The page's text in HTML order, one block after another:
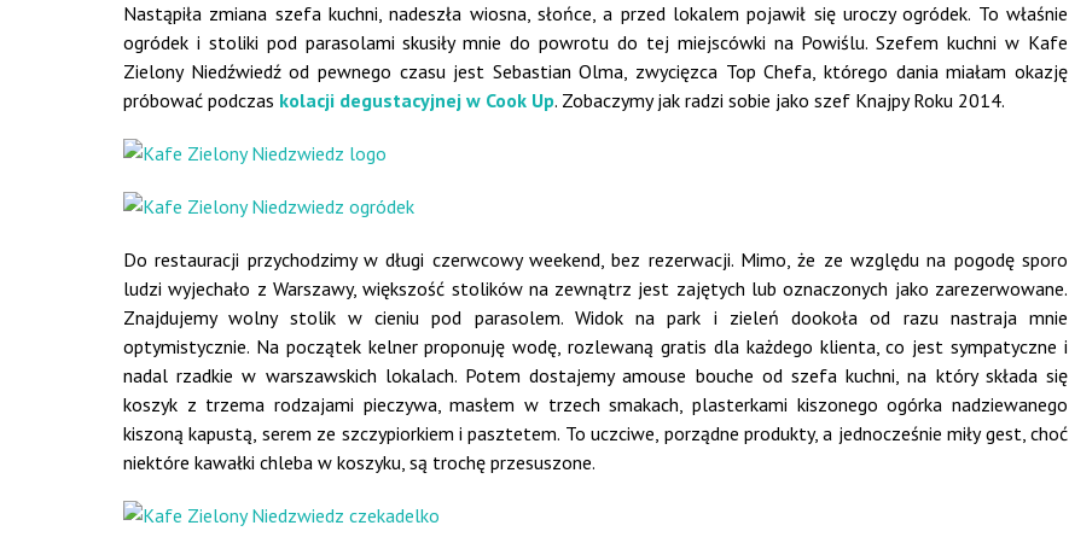
Nastąpiła zmiana szefa kuchni, nadeszła wiosna, słońce, a przed lokalem pojawił się uroczy ogródek. To właśnie
ogródek i stoliki pod parasolami skusiły mnie do powrotu do tej miejscówki na Powiślu. Szefem kuchni w Kafe
Zielony Niedźwiedź od pewnego czasu jest Sebastian Olma, zwycięzca Top Chefa, którego dania miałam okazję
próbować podczas kolacji degustacyjnej w Cook Up. Zobaczymy jak radzi sobie jako szef Knajpy Roku 2014.
Do restauracji przychodzimy w długi czerwcowy weekend, bez rezerwacji. Mimo, że ze względu na pogodę sporo
ludzi wyjechało z Warszawy, większość stolików na zewnątrz jest zajętych lub oznaczonych jako zarezerwowane.
Znajdujemy wolny stolik w cieniu pod parasolem. Widok na park i zieleń dookoła od razu nastraja mnie
optymistycznie. Na początek kelner proponuję wodę, rozlewaną gratis dla każdego klienta, co jest sympatyczne i
nadal rzadkie w warszawskich lokalach. Potem dostajemy amouse bouche od szefa kuchni, na który składa się
koszyk z trzema rodzajami pieczywa, masłem w trzech smakach, plasterkami kiszonego ogórka nadziewanego
kiszoną kapustą, serem ze szczypiorkiem i pasztetem. To uczciwe, porządne produkty, a jednocześnie miły gest, choć
niektóre kawałki chleba w koszyku, są trochę przesuszone.